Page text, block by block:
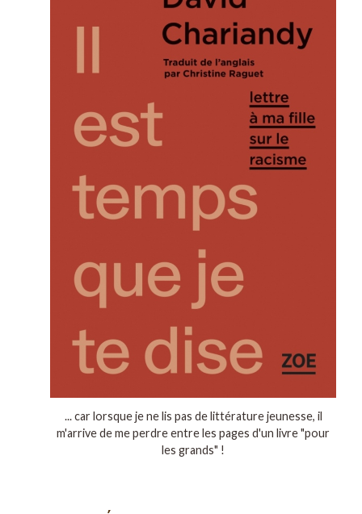
... car lorsque je ne lis pas de littérature jeunesse, il
m'arrive de me perdre entre les pages d'un livre "pour
les grands" !